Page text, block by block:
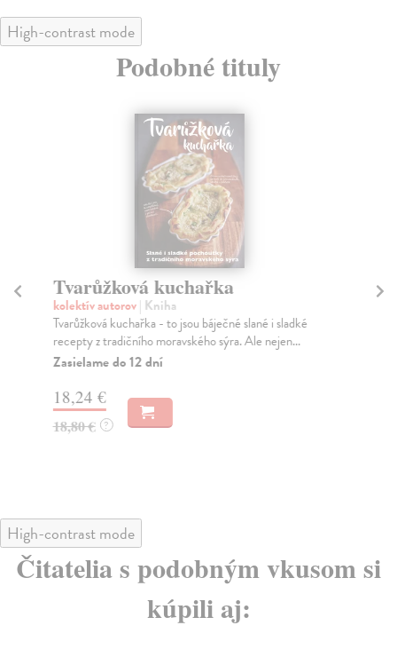
High-contrast mode
Podobné tituly
Tvarůžková kuchařka
kolektív autorov| Kniha
Tvarůžková kuchařka - to jsou báječné slané i sladké
recepty z tradičního moravského sýra. Ale nejen...
Zasielame do 12 dní
18,24 €
18,80 € ?
High-contrast mode
Čitatelia s podobným vkusom si
kúpili aj: